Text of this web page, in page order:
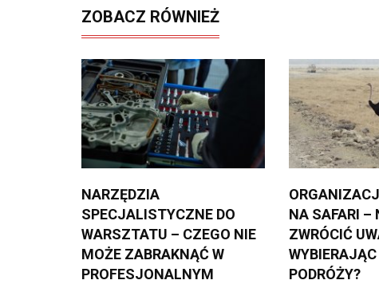
ZOBACZ RÓWNIEŻ
NARZĘDZIA
SPECJALISTYCZNE DO
WARSZTATU – CZEGO NIE
MOŻE ZABRAKNĄĆ W
PROFESJONALNYM
NA SAFARI –
ZWRÓCIĆ
WYBIERAJĄC
PODRÓŻY?